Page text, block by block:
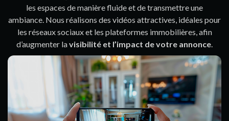
les espaces de manière fluide et de transmettre une
ambiance. Nous réalisons des vidéos attractives, idéales pour
les réseaux sociaux et les plateformes immobilières, afin
d’augmenter lavisibilité et l’impact de votre annonce.